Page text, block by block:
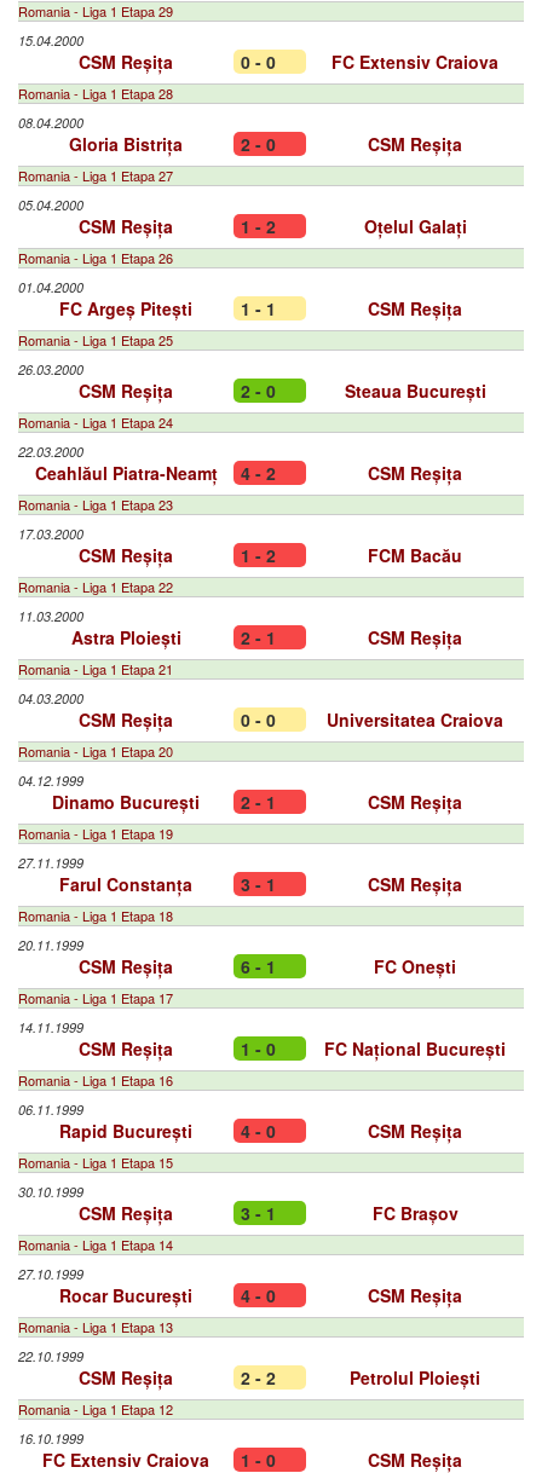
Romania - Liga 1 Etapa 29
15.04.2000
CSM Reșița 0 - 0 FC Extensiv Craiova
Romania - Liga 1 Etapa 28
08.04.2000
Gloria Bistrița 2 - 0 CSM Reșița
Romania - Liga 1 Etapa 27
05.04.2000
CSM Reșița 1 - 2 Oțelul Galați
Romania - Liga 1 Etapa 26
01.04.2000
FC Argeș Pitești 1 - 1 CSM Reșița
Romania - Liga 1 Etapa 25
26.03.2000
CSM Reșița 2 - 0 Steaua București
Romania - Liga 1 Etapa 24
22.03.2000
Ceahlăul Piatra-Neamț 4 - 2 CSM Reșița
Romania - Liga 1 Etapa 23
17.03.2000
CSM Reșița 1 - 2 FCM Bacău
Romania - Liga 1 Etapa 22
11.03.2000
Astra Ploiești 2 - 1 CSM Reșița
Romania - Liga 1 Etapa 21
04.03.2000
CSM Reșița 0 - 0 Universitatea Craiova
Romania - Liga 1 Etapa 20
04.12.1999
Dinamo București 2 - 1 CSM Reșița
Romania - Liga 1 Etapa 19
27.11.1999
Farul Constanța 3 - 1 CSM Reșița
Romania - Liga 1 Etapa 18
20.11.1999
CSM Reșița 6 - 1 FC Onești
Romania - Liga 1 Etapa 17
14.11.1999
CSM Reșița 1 - 0 FC Național București
Romania - Liga 1 Etapa 16
06.11.1999
Rapid București 4 - 0 CSM Reșița
Romania - Liga 1 Etapa 15
30.10.1999
CSM Reșița 3 - 1 FC Brașov
Romania - Liga 1 Etapa 14
27.10.1999
Rocar București 4 - 0 CSM Reșița
Romania - Liga 1 Etapa 13
22.10.1999
CSM Reșița 2 - 2 Petrolul Ploiești
Romania - Liga 1 Etapa 12
16.10.1999
FC Extensiv Craiova 1 - 0 CSM Reșița